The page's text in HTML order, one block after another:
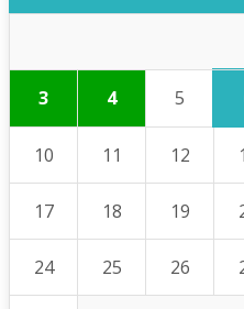
3 4 5
10 11 12
17 18 19
24 25 26